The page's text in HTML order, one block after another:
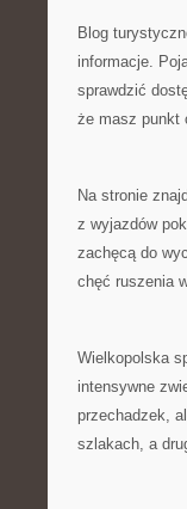
Blog
informacje.
sprawdzić
że masz punkt
Na stronie
z wyjazdów
zachęcą do
chęć ruszenia
Wielkopolska
intensywne
przechadzek,
szlakach, a